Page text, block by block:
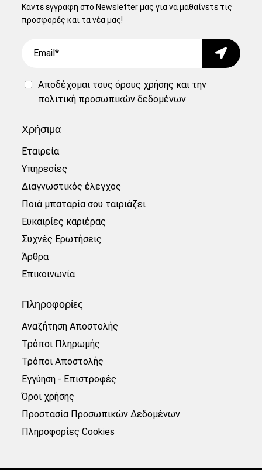
Καντε εγγραφη στο Newsletter μας για να μαθαίνετε τις
προσφορές και τα νέα μας!
Submit
Αποδέχομαι τουςόρους χρήσης και την
πολιτική προσωπικών δεδομένων
Χρήσιμα
Εταιρεία
Υπηρεσίες
Διαγνωστικός έλεγχος
Ποιά μπαταρία σου ταιριάζει
Ευκαιρίες καριέρας
Συχνές Ερωτήσεις
Άρθρα
Επικοινωνία
Πληροφορίες
Αναζήτηση Αποστολής
Τρόποι Πληρωμής
Τρόποι Αποστολής
Εγγύηση - Επιστροφές
Όροι χρήσης
Προστασία Προσωπικών Δεδομένων
Πληροφορίες Cookies